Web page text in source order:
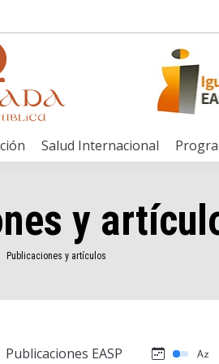
Salud Internacional
y
Publicaciones y artículos
Publicaciones EASP